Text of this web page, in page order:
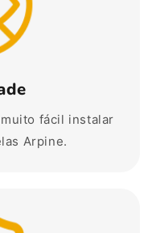
fácil instalar
Arpine.